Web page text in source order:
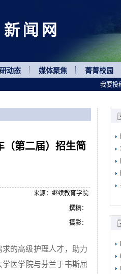
动态 媒体聚焦 菁菁校园
（第二届）招生简
来源：继续教育学院
撰稿：
摄影：
的高级护理人才，助力
医学院与芬兰于韦斯屈
我要投